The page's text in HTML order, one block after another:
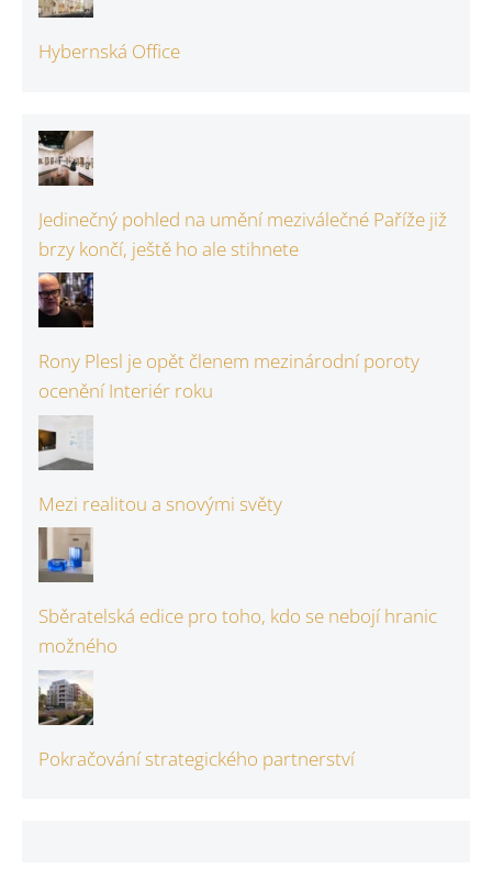
Hybernská Office
Jedinečný pohled na umění meziválečné Paříže již
brzy končí, ještě ho ale stihnete
Rony Plesl je opět členem mezinárodní poroty
ocenění Interiér roku
Mezi realitou a snovými světy
Sběratelská edice pro toho, kdo se nebojí hranic
možného
Pokračování strategického partnerství